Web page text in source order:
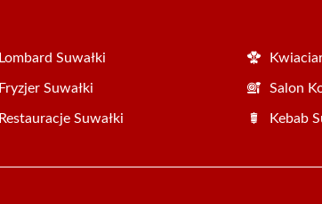
Lombard Suwałki
Fryzjer Suwałki Salon
Restauracje Suwałki Kebab